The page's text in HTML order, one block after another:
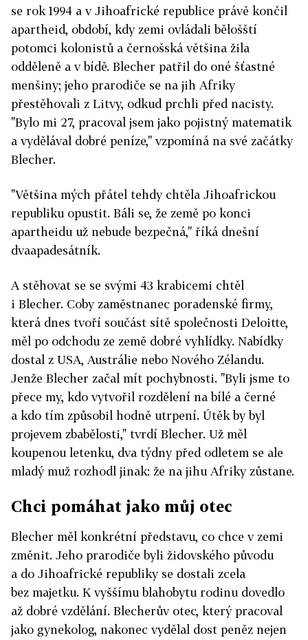
se rok 1994 a v Jihoafrické republice právě končil
apartheid, období, kdy zemi ovládali bělošští
potomci kolonistů a černošská většina žila
odděleně a v bídě. Blecher patřil do oné šťastné
menšiny; jeho prarodiče se na jih Afriky
přestěhovali z Litvy, odkud prchli před nacisty.
"Bylo mi 27, pracoval jsem jako pojistný matematik
a vydělával dobré peníze," vzpomíná na své začátky
Blecher.
"Většina mých přátel tehdy chtěla Jihoafrickou
republiku opustit. Báli se, že země po konci
apartheidu už nebude bezpečná," říká dnešní
dvaapadesátník.
A stěhovat se se svými 43 krabicemi chtěl
i Blecher. Coby zaměstnanec poradenské firmy,
která dnes tvoří součást sítě společnosti Deloitte,
měl po odchodu ze země dobré vyhlídky. Nabídky
dostal z USA, Austrálie nebo Nového Zélandu.
Jenže Blecher začal mít pochybnosti. "Byli jsme to
přece my, kdo vytvořil rozdělení na bílé a černé
a kdo tím způsobil hodně utrpení. Útěk by byl
projevem zbabělosti," tvrdí Blecher. Už měl
koupenou letenku, dva týdny před odletem se ale
mladý muž rozhodl jinak: že na jihu Afriky zůstane.
Chci pomáhat jako můj otec
Blecher měl konkrétní představu, co chce v zemi
změnit. Jeho prarodiče byli židovského původu
a do Jihoafrické republiky se dostali zcela
bez majetku. K vyššímu blahobytu rodinu dovedlo
až dobré vzdělání. Blecherův otec, který pracoval
jako gynekolog, nakonec vydělal dost peněz nejen